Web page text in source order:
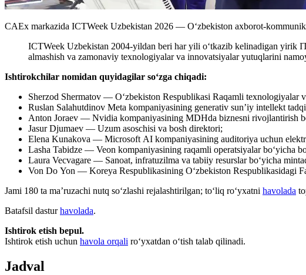
CAEx markazida ICTWeek Uzbekistan 2026 — Oʻzbekiston axborot-
ICTWeek Uzbekistan 2004-yildan beri har yili oʻtkazib kelinadigan yirik
almashish va zamonaviy texnologiyalar va innovatsiyalar yutuqlarini
Ishtirokchilar nomidan quyidagilar soʻzga chiqadi:
Sherzod Shermatov — Oʻzbekiston Respublikasi Raqamli texnologiyalar
Ruslan Salahutdinov Meta kompaniyasining generativ sun’iy intellekt
Anton Joraev — Nvidia kompaniyasining MDHda biznesni rivojlantirish
Jasur Djumaev — Uzum asoschisi va bosh direktori;
Elena Kunakova — Microsoft AI kompaniyasining auditoriya uchun
Lasha Tabidze — Veon kompaniyasining raqamli operatsiyalar boʻyicha
Laura Vecvagare — Sanoat, infratuzilma va tabiiy resurslar boʻyicha
Von Do Yon — Koreya Respublikasining Oʻzbekiston Respublikasidagi
Jami 180 ta ma’ruzachi nutq soʻzlashi rejalashtirilgan; toʻliq roʻyxatni havolada
Batafsil dasturhavolada.
Ishtirok etish bepul.
Ishtirok etish uchun havola orqali roʻyxatdan oʻtish talab qilinadi.
Jadval